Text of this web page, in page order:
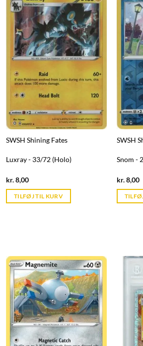
SWSH Shining Fates
Luxray - 33/72 (Holo)
kr.8,00Current
is:
kr. 39,95.
TILFØJ TIL KURV
SWSH
Snom -
kr.8,00